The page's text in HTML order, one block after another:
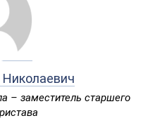
– заместитель старшего